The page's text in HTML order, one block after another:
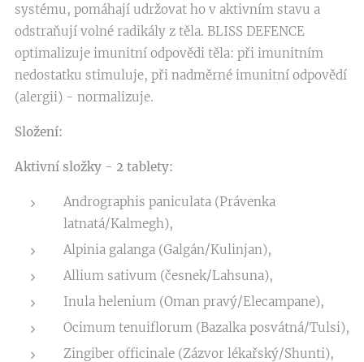
systému, pomáhají udržovat ho v aktivním stavu a
odstraňují volné radikály z těla. BLISS DEFENCE
optimalizuje imunitní odpovědi těla: při imunitním
nedostatku stimuluje, při nadměrné imunitní odpovědí
(alergii) - normalizuje.
Složení:
Aktivní složky - 2 tablety:
Andrographis paniculata (Právenka
latnatá/Kalmegh),
Alpinia galanga (Galgán/Kulinjan),
Allium sativum (česnek/Lahsuna),
Inula helenium (Oman pravý/Elecampane),
Ocimum tenuiflorum (Bazalka posvátná/Tulsi),
Zingiber officinale (Zázvor lékařský/Shunti),